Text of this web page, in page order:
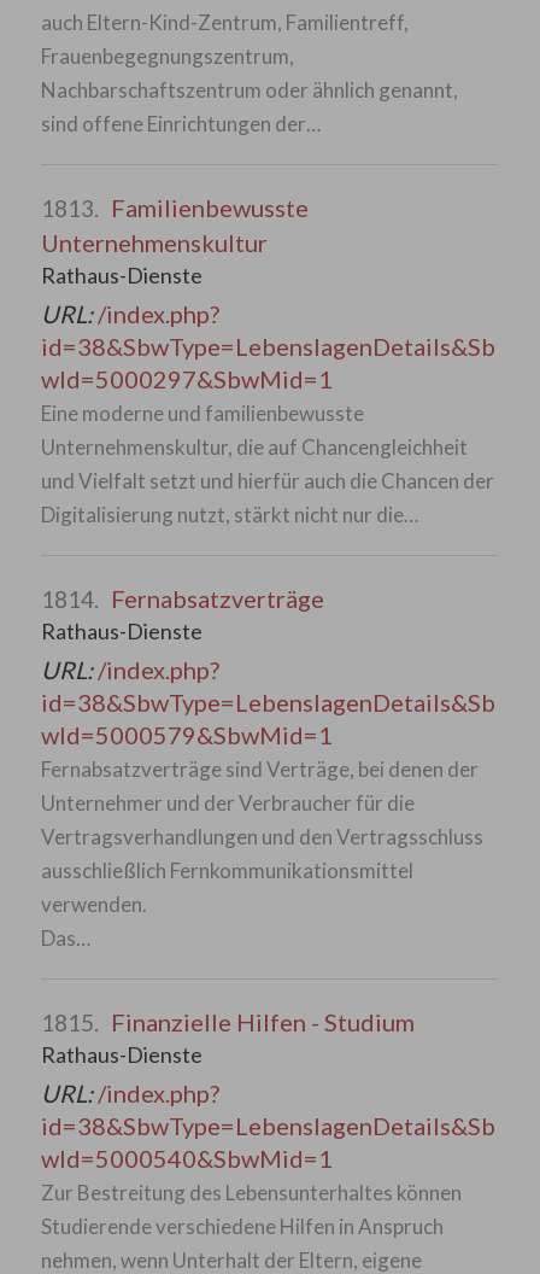
auch Eltern-Kind-Zentrum, Familientreff,
Frauenbegegnungszentrum,
Nachbarschaftszentrum oder ähnlich genannt,
sind offene Einrichtungen der…
1813. Familienbewusste
Unternehmenskultur
Rathaus-Dienste
URL:/index.php?
id=38&SbwType=LebenslagenDetails&Sb
wId=5000297&SbwMid=1
Eine moderne und familienbewusste
Unternehmenskultur, die auf Chancengleichheit
und Vielfalt setzt und hierfür auch die Chancen der
Digitalisierung nutzt, stärkt nicht nur die…
1814. Fernabsatzverträge
Rathaus-Dienste
URL:/index.php?
id=38&SbwType=LebenslagenDetails&Sb
wId=5000579&SbwMid=1
Fernabsatzverträge sind Verträge, bei denen der
Unternehmer und der Verbraucher für die
Vertragsverhandlungen und den Vertragsschluss
ausschließlich Fernkommunikationsmittel
verwenden.
Das…
1815. Finanzielle Hilfen - Studium
Rathaus-Dienste
URL:/index.php?
id=38&SbwType=LebenslagenDetails&Sb
wId=5000540&SbwMid=1
Zur Bestreitung des Lebensunterhaltes können
Studierende verschiedene Hilfen in Anspruch
nehmen, wenn Unterhalt der Eltern, eigene